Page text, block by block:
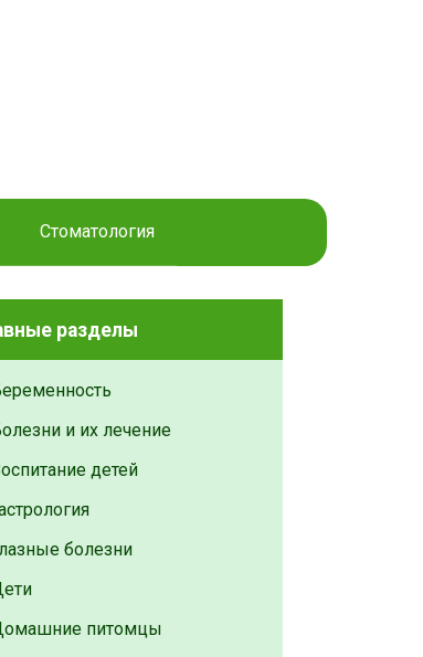
Стоматология
разделы
и их лечение
детей
болезни
питомцы